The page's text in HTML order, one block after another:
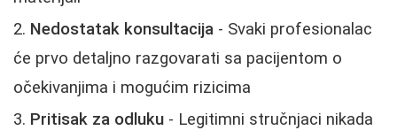
Nedostatak konsultacija - Svaki profesionalac
će prvo detaljno razgovarati sa pacijentom o
očekivanjima i mogućim rizicima
Pritisak za odluku - Legitimni stručnjaci nikada